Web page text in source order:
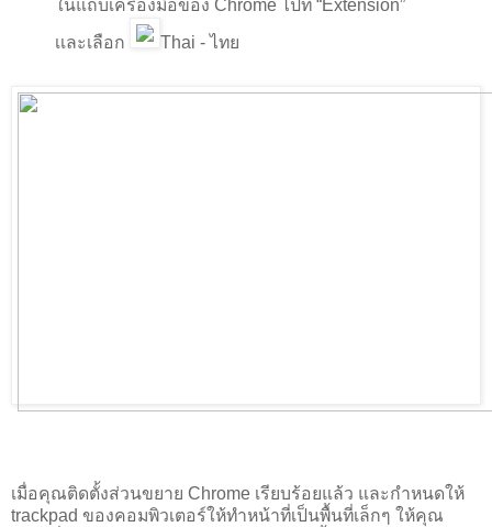
ในแถบเครื่องมือของ Chrome ไปที่ “Extension”
เเละเลือก
Thai - ไทย
เมื่อคุณติดตั้งส่วนขยาย Chrome เรียบร้อยแล้ว และกำหนดให้
trackpad ของคอมพิวเตอร์ให้ทำหน้าที่เป็นพื้นที่เล็กๆ ให้คุณ